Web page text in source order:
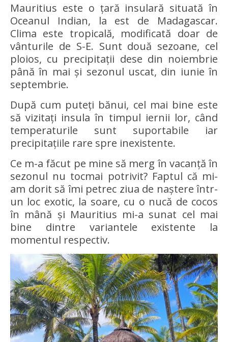
Mauritius este o țară insulară situată în
Oceanul Indian, la est de Madagascar.
Clima este tropicală, modificată doar de
vânturile de S-E. Sunt două sezoane, cel
ploios, cu precipitații dese din noiembrie
până în mai și sezonul uscat, din iunie în
septembrie.
După cum puteți bănui, cel mai bine este
să vizitați insula în timpul iernii lor, când
temperaturile sunt suportabile iar
precipitațiile rare spre inexistente.
Ce m-a făcut pe mine să merg în vacanță în
sezonul nu tocmai potrivit? Faptul că mi-
am dorit să îmi petrec ziua de naștere într-
un loc exotic, la soare, cu o nucă de cocos
în mână și Mauritius mi-a sunat cel mai
bine dintre variantele existente la
momentul respectiv.